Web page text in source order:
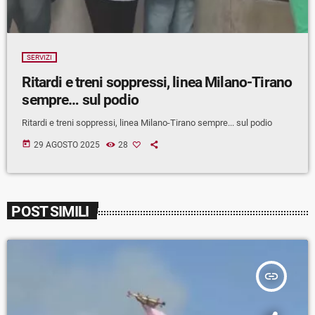
SERVIZI
Ritardi e treni soppressi, linea Milano-Tirano
sempre… sul podio
Ritardi e treni soppressi, linea Milano-Tirano sempre... sul podio
today 29 AGOSTO 2025 28
POST SIMILI
insert_link